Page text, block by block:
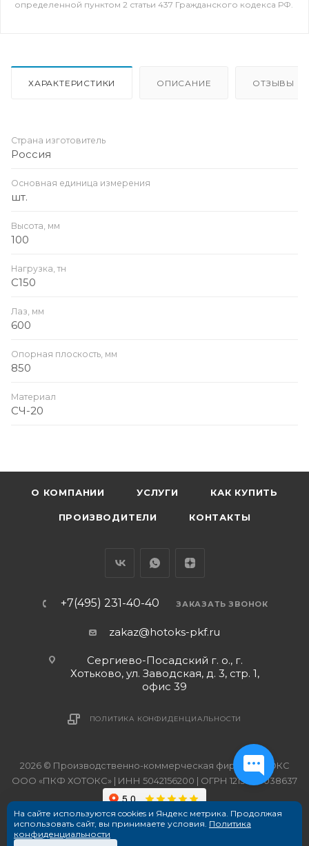
определенной пунктом 2 статьи 437 Гражданского кодекса РФ.
ХАРАКТЕРИСТИКИ ОПИСАНИЕ ОТЗЫВЫ
Страна изготовитель
Россия
Основная единица измерения
шт.
Высота, мм
100
Нагрузка, тн
C150
Лаз, мм
600
Опорная плоскость, мм
850
Материал
СЧ-20
О КОМПАНИИ УСЛУГИ КАК КУПИТЬ
ПРОИЗВОДИТЕЛИ КОНТАКТЫ
+7(495) 231-40-40 ЗАКАЗАТЬ ЗВОНОК
zakaz@hotoks-pkf.ru
Сергиево-Посадский г. о., г.
Хотьково, ул. Заводская, д. 3, стр. 1,
офис 39
ПОЛИТИКА КОНФИДЕНЦИАЛЬНОСТИ
2026 © Производственно-коммерческая фирма ХОТОКС
ООО «ПКФ ХОТОКС» | ИНН 5042156200 | ОГРН 1215000038637
На сайте используются cookies и Яндекс метрика. Продолжая
использовать сайт, вы принимаете условия. Политика
конфиденциальности